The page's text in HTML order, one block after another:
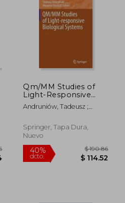
45%
dcto. $
Qm/MM Studies of
Light-Responsive
Biological Systems
(en Inglés)
Andruniów, Tadeusz ;
Springer, Tapa Dura,
Nuevo